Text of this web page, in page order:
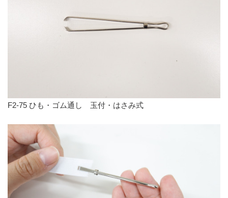
F2-75 ひも・ゴム通し 玉付・はさみ式